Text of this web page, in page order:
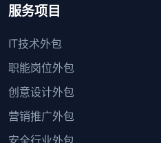
服务项目
IT技术外包
职能岗位外包
创意设计外包
营销推广外包